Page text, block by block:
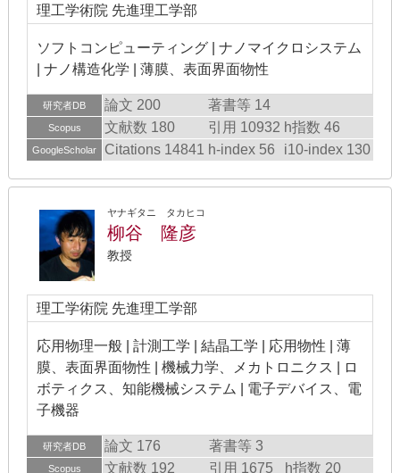
理工学術院 先進理工学部
ソフトコンピューティング | ナノマイクロシステム
| ナノ構造化学 | 薄膜、表面界面物性
研究者DB 論文 200 著書等 14
Scopus 文献数 180 引用 10932 h指数 46
GoogleScholar Citations 14841 h-index 56 i10-index 130
ヤナギタニ タカヒコ
柳谷 隆彦
教授
理工学術院 先進理工学部
応用物理一般 | 計測工学 | 結晶工学 | 応用物性 | 薄
膜、表面界面物性 | 機械力学、メカトロニクス | ロ
ボティクス、知能機械システム | 電子デバイス、電
子機器
研究者DB 論文 176 著書等 3
Scopus 文献数 192 引用 1675 h指数 20